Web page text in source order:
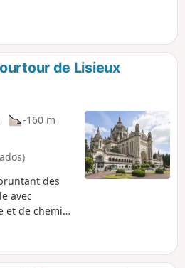
de Lisieux
-160 m
des
avec
et de chemins